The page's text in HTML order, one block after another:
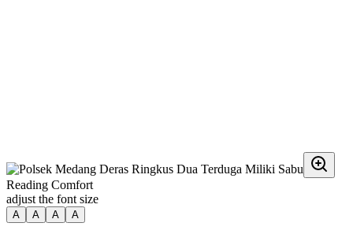
Reading Comfort
adjust the font size
A A A A